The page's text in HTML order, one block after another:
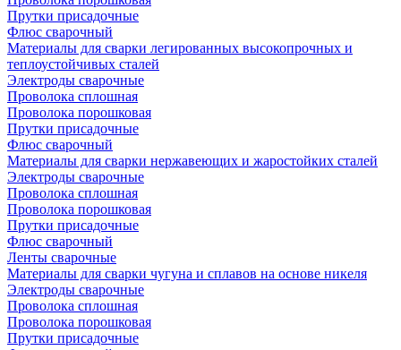
Прутки присадочные
Флюс сварочный
Материалы для сварки легированных высокопрочных и
теплоустойчивых сталей
Электроды сварочные
Проволока сплошная
Проволока порошковая
Прутки присадочные
Флюс сварочный
Материалы для сварки нержавеющих и жаростойких сталей
Электроды сварочные
Проволока сплошная
Проволока порошковая
Прутки присадочные
Флюс сварочный
Ленты сварочные
Материалы для сварки чугуна и сплавов на основе никеля
Электроды сварочные
Проволока сплошная
Проволока порошковая
Прутки присадочные